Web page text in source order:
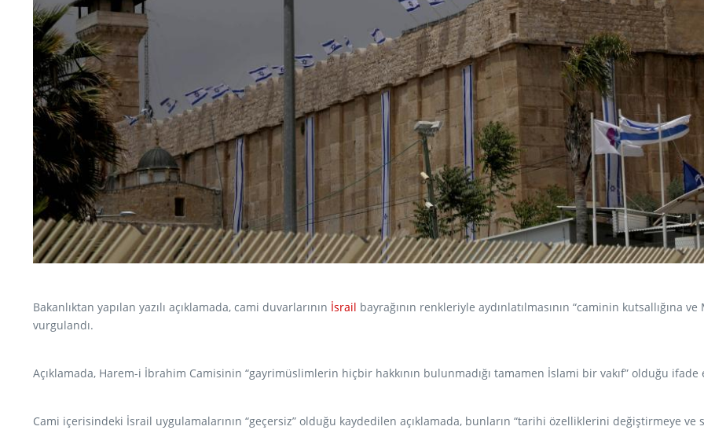
Bakanlıktan yapılan yazılı açıklamada, cami duvarlarının İsrail bayrağının renkleriyle aydınlatılmasının “caminin kutsallığına
vurgulandı.
Açıklamada, Harem-i İbrahim Camisinin “gayrimüslimlerin hiçbir hakkının bulunmadığı tamamen İslami bir vakıf” olduğu ifade
Cami içerisindeki İsrail uygulamalarının “geçersiz” olduğu kaydedilen açıklamada, bunların “tarihi özelliklerini değiştirmeye